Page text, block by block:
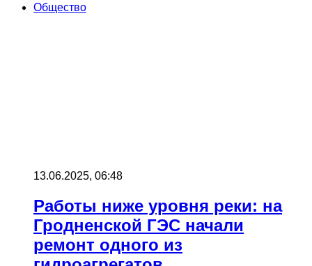
Общество
13.06.2025, 06:48
Работы ниже уровня реки: на
Гродненской ГЭС начали
ремонт одного из